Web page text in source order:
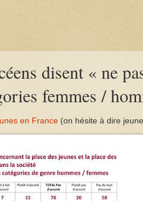
disent « ne
femmes /
en France (on hésite à dire